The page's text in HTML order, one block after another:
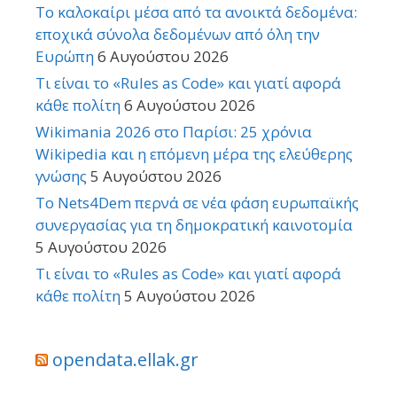
Το καλοκαίρι μέσα από τα ανοικτά δεδομένα:
εποχικά σύνολα δεδομένων από όλη την
Ευρώπη6 Αυγούστου 2026
Τι είναι το «Rules as Code» και γιατί αφορά
κάθε πολίτη6 Αυγούστου 2026
Wikimania 2026 στο Παρίσι: 25 χρόνια
Wikipedia και η επόμενη μέρα της ελεύθερης
γνώσης 5 Αυγούστου 2026
Το Nets4Dem περνά σε νέα φάση ευρωπαϊκής
συνεργασίας για τη δημοκρατική καινοτομία
5 Αυγούστου 2026
Τι είναι το «Rules as Code» και γιατί αφορά
κάθε πολίτη5 Αυγούστου 2026
opendata.ellak.gr